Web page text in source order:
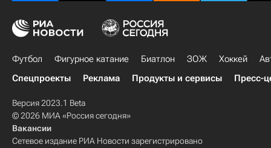
Футбол Фигурное катание Биатлон ЗОЖ Хоккей
Спецпроекты
Реклама Продукты и сервисы Пресс-
Версия 2023.1 Beta
© 2026 МИА «Россия сегодня»
Вакансии
Сетевое издание РИА Новости зарегистрировано